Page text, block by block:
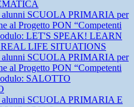
alunni SCUOLA PRIMARIA per
al Progetto PON “Competenti
LET'S SPEAK! LEARN
LIFE SITUATIONS
alunni SCUOLA PRIMARIA per
al Progetto PON “Competenti
SALOTTO
alunni SCUOLA PRIMARIA E